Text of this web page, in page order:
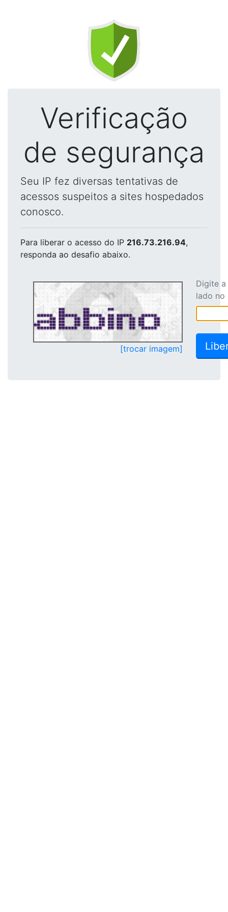
Verificação
de segurança
Seu IP fez diversas tentativas de
acessos suspeitos a sites hospedados
conosco.
Para liberar o acesso do IP 216.73.216.94,
responda ao desafio abaixo.
[trocar imagem]
Digite
lado no